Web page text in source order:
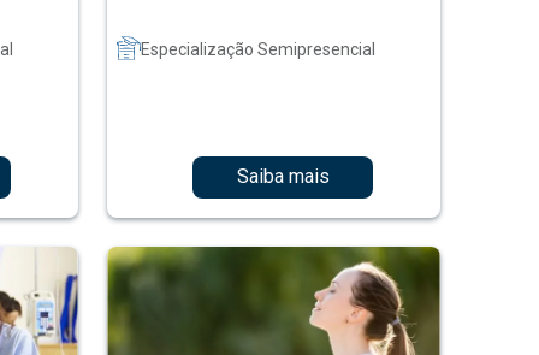
Especialização Semipresencial
Saiba mais